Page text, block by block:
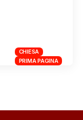
CHIESA
PRIMA PAGINA